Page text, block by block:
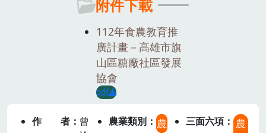
附件下載
112年食農教育推
廣計畫－高雄市旗
山區糖廠社區發展
協會
pdf
作者
曾
農業類別 農 三面六項
農